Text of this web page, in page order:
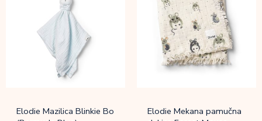
Elodie Mazilica Blinkie Bo
Elodie Mekana pamučna